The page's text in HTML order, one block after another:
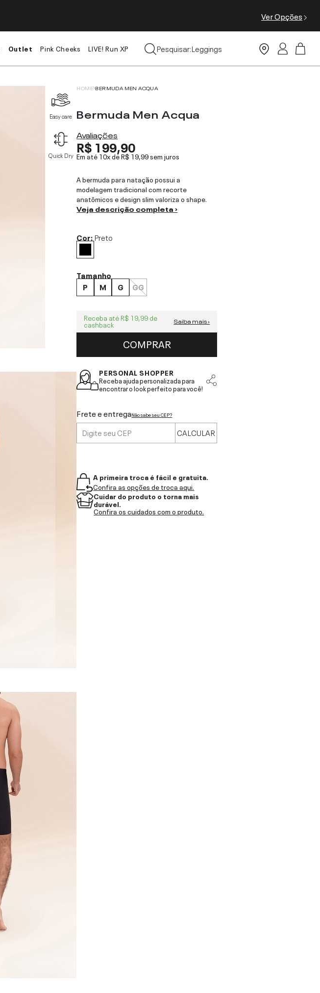
Ver Opções
Outlet Pink Cheeks LIVE! Run XP
Pesquisar:
Tops
Leggings
Easy care
Quick Dry
HOME BERMUDA MEN ACQUA
Bermuda Men Acqua
Avaliações
R$ 199,90
Em até 10x deR$ 19,99sem juros
A bermuda para natação possui a
modelagem tradicional com recorte
anatômicos e design slim valoriza o shape.
Veja descrição completa ›
Cor:Preto
Tamanho
P
M G GG
Receba até R$ 19,99 de
cashback Saiba mais ›
COMPRAR
PERSONAL SHOPPER
Receba ajuda personalizada para
encontrar o look perfeito para você!
Frete e entregaNão sabe seu CEP?
CALCULAR
A primeira troca é fácil e gratuita.
Confira as opções de troca aqui.
Cuidar do produto o torna mais
durável.
Confira os cuidados com o produto.